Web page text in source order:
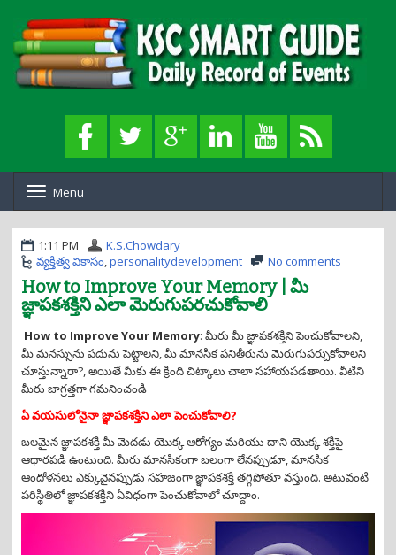
o
l
n
a
i
g
a
o
Menu
1:11 PM
K.S.Chowdary
వ్యక్తిత్వ వికాసం,personalitydevelopment No comments
How to Improve Your Memory | మీ
జ్ఞాపకశక్తిని ఎలా మెరుగుపరచుకోవాలి
How to Improve Your Memory: మీరు మీ జ్ఞాపకశక్తిని పెంచుకోవాలని,
మీ మనస్సును పదును పెట్టాలని, మీ మానసిక పనితీరును మెరుగుపర్చుకోవాలని
చూస్తున్నారా?, అయితే మీకు ఈ క్రింది చిట్కాలు చాలా సహాయపడతాయి. వీటిని
మీరు జాగ్రత్తగా గమనించండి
ఏ వయసులోనైనా జ్ఞాపకశక్తిని ఎలా పెంచుకోవాలి?
బలమైన జ్ఞాపకశక్తి మీ మెదడు యొక్క ఆరోగ్యం మరియు దాని యొక్క శక్తిపై
ఆధారపడి ఉంటుంది. మీరు మానసికంగా బలంగా లేనప్పుడూ, మానసిక
ఆందోళనలు ఎక్కువైనప్పుడు సహజంగా జ్ఞాపకశక్తి తగ్గిపోతూ వస్తుంది. అటువంటి
పరిస్థితిలో జ్ఞాపకశక్తిని ఏవిధంగా పెంచుకోవాలో చూద్దాం.